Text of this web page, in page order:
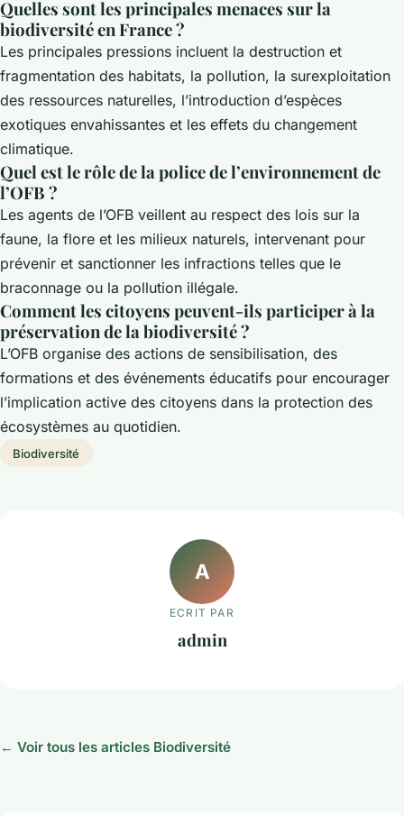
Quelles sont les principales menaces sur la
biodiversité en France ?
Les principales pressions incluent la destruction et
fragmentation des habitats, la pollution, la surexploitation
des ressources naturelles, l’introduction d’espèces
exotiques envahissantes et les effets du changement
climatique.
Quel est le rôle de la police de l’environnement de
l’OFB ?
Les agents de l’OFB veillent au respect des lois sur la
faune, la flore et les milieux naturels, intervenant pour
prévenir et sanctionner les infractions telles que le
braconnage ou la pollution illégale.
Comment les citoyens peuvent-ils participer à la
préservation de la biodiversité ?
L’OFB organise des actions de sensibilisation, des
formations et des événements éducatifs pour encourager
l’implication active des citoyens dans la protection des
écosystèmes au quotidien.
Biodiversité
A
ECRIT PAR
admin
← Voir tous les articles Biodiversité